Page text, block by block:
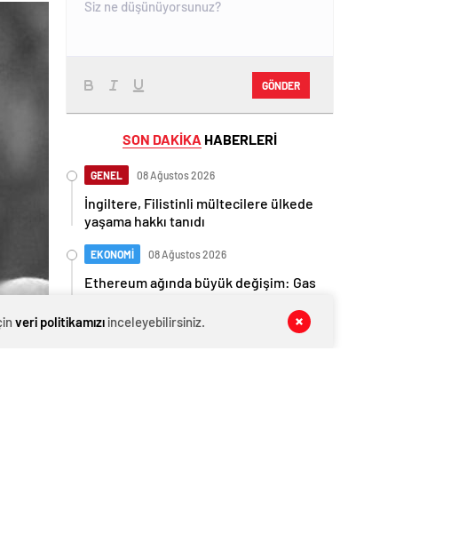
GÖNDER
SON DAKİKA HABERLERİ
GENEL 08 Ağustos 2026
İngiltere, Filistinli mültecilere ülkede
yaşama hakkı tanıdı
EKONOMİ 08 Ağustos 2026
Ethereum ağında büyük değişim: Gas
düşebilir mi?
08 Ağustos 2026
veri politikamızıinceleyebilirsiniz.